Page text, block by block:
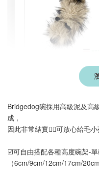
Aumüller 奧咪
貓草纈草根玩具
NT$ 300 TWD
Bridgedog碗採用高級泥及高
成，
因此非常結實👍🏻可放心給毛
☑️可自由搭配各種高度碗架-
（6cm/9cm/12cm/17cm/